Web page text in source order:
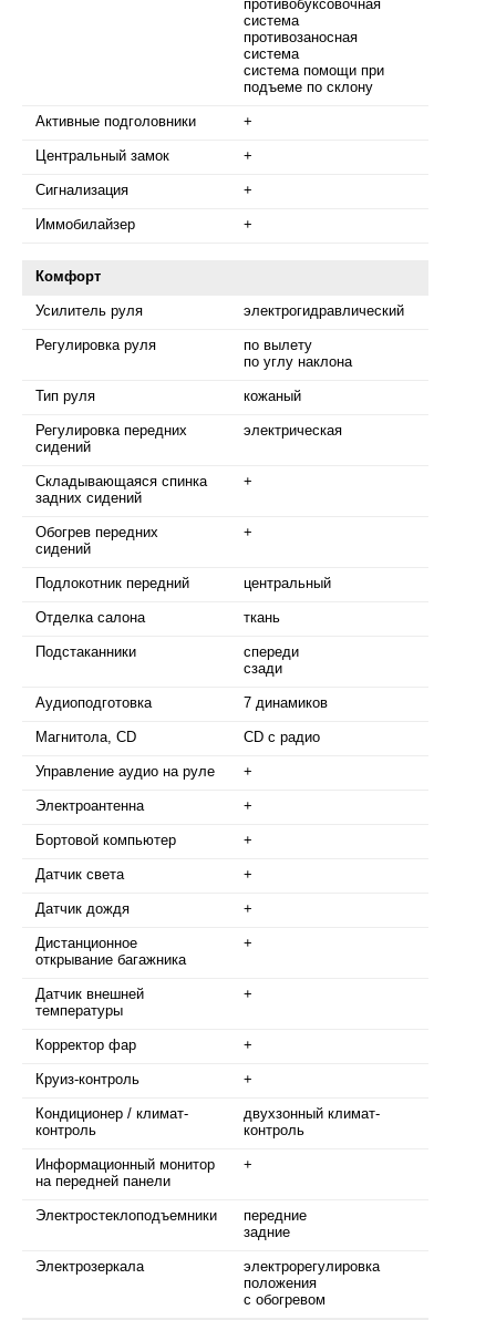
противобуксовочная
система
противозаносная
система
система помощи при
подъеме по склону
Активные подголовники +
Центральный замок +
Сигнализация +
Иммобилайзер +
Комфорт
Усилитель руля электрогидравлический
Регулировка руля
по вылету
по углу наклона
Тип руля кожаный
Регулировка передних
сидений
электрическая
Складывающаяся спинка
задних сидений
+
Обогрев передних
сидений
+
Подлокотник передний центральный
Отделка салона ткань
Подстаканники
спереди
сзади
Аудиоподготовка 7 динамиков
Магнитола, CD CD с радио
Управление аудио на руле +
Электроантенна +
Бортовой компьютер +
Датчик света +
Датчик дождя +
Дистанционное
открывание багажника
+
Датчик внешней
температуры
+
Корректор фар +
Круиз-контроль +
Кондиционер / климат-
контроль
двухзонный климат-
контроль
Информационный монитор
на передней панели
+
Электростеклоподъемники
передние
задние
Электрозеркала
электрорегулировка
положения
с обогревом